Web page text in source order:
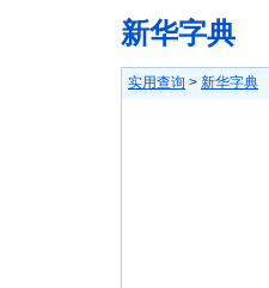
新华字典
实用查询 > 新华字典